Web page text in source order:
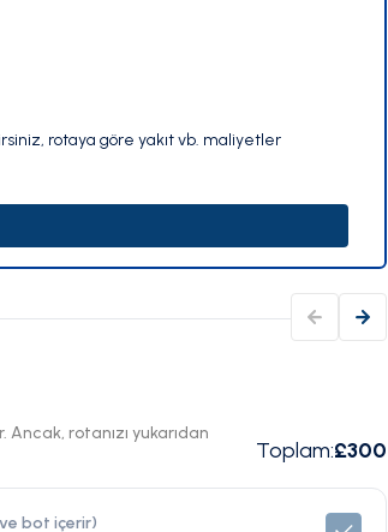
rotaya göre yakıt vb. maliyetler
rotanızı yukarıdan
Toplam:£300
bot içerir)